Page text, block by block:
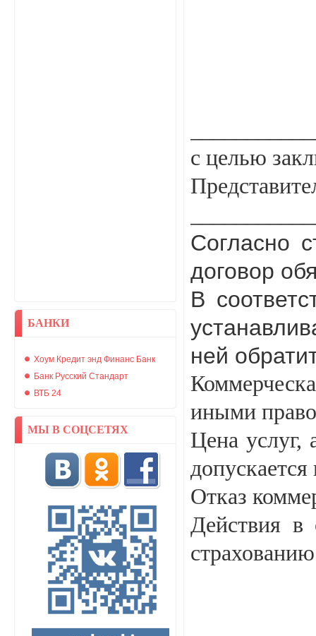
БАНКИ
Хоум Кредит энд Финанс Банк
Банк Русский Стандарт
ВТБ 24
МЫ В СОЦСЕТЯХ
с целью
Согласно
договор
В
ней
иными
Цена услуг,
Отказ
Действия в